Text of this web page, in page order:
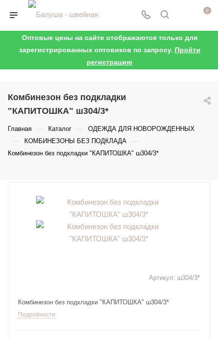
0
Оптовые цены на сайте отображаются только для
зарегистрированных оптовиков по запросу. Пройти
регистрацию
Комбинезон без подкладки
"КАПИТОШКА" ш304/3*
Главная — Каталог — ОДЕЖДА ДЛЯ НОВОРОЖДЕННЫХ
— КОМБИНЕЗОНЫ БЕЗ ПОДКЛАДА —
Комбинезон без подкладки "КАПИТОШКА" ш304/3*
Артикул: ш304/3*
Комбинезон без подкладки "КАПИТОШКА" ш304/3*
Подробности